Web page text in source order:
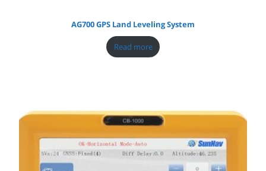
AG700 GPS Land Leveling System
Read more